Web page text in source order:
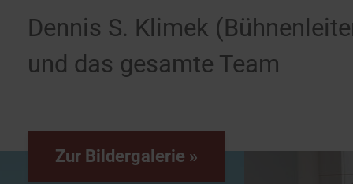
Dennis S. Klimek
und das gesamte Team
Zur Bildergalerie